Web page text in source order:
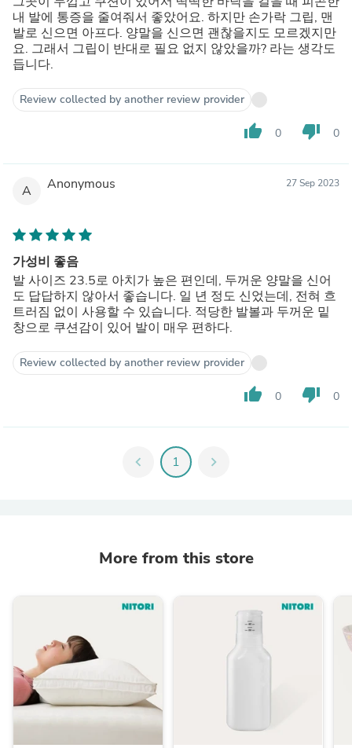
내 발에 통증을 줄여줘서 좋았어요. 하지만 손가락 그립, 맨
발로 신으면 아프다. 양말을 신으면 괜찮을지도 모르겠지만
요. 그래서 그립이 반대로 필요 없지 않았을까? 라는 생각도
듭니다.
Review collected by another review provider
thumb_up 0 thumb_down 0
A Anonymous 27 Sep 2023
가성비 좋음
발 사이즈 23.5로 아치가 높은 편인데, 두꺼운 양말을 신어
도 답답하지 않아서 좋습니다. 일 년 정도 신었는데, 전혀 흐
트러짐 없이 사용할 수 있습니다. 적당한 발볼과 두꺼운 밑
창으로 쿠션감이 있어 발이 매우 편하다.
Review collected by another review provider
thumb_up 0 thumb_down 0
chevron_left 1 chevron_right
More from this store